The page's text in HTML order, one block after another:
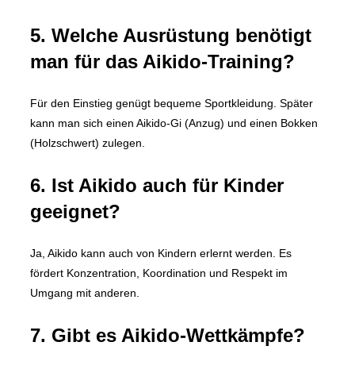
5. Welche Ausrüstung benötigt
man für das Aikido-Training?
Für den Einstieg genügt bequeme Sportkleidung. Später
kann man sich einen Aikido-Gi (Anzug) und einen Bokken
(Holzschwert) zulegen.
6. Ist Aikido auch für Kinder
geeignet?
Ja, Aikido kann auch von Kindern erlernt werden. Es
fördert Konzentration, Koordination und Respekt im
Umgang mit anderen.
7. Gibt es Aikido-Wettkämpfe?